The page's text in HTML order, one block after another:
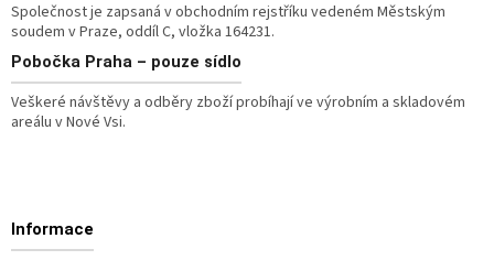
Společnost je zapsaná v obchodním rejstříku vedeném Městským
soudem v Praze, oddíl C, vložka 164231.
Pobočka Praha – pouze sídlo
Veškeré návštěvy a odběry zboží probíhají ve výrobním a skladovém
areálu v Nové Vsi.
Informace